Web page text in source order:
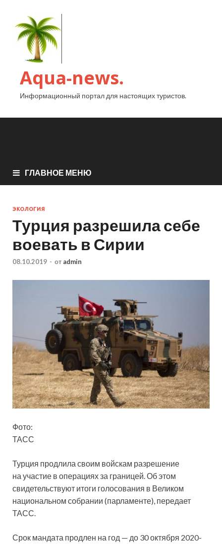
Aqua-news.
Информационный портал для настоящих туристов.
ГЛАВНОЕ МЕНЮ
ЭКОЛОГИЯ
Турция разрешила себе
воевать в Сирии
08.10.2019 - от admin
Фото:
ТАСС
Турция продлила своим войскам разрешение
на участие в операциях за границей. Об этом
свидетельствуют итоги голосования в Великом
национальном собрании (парламенте), передает
ТАСС.
Срок мандата продлен на год — до 30 октября 2020-